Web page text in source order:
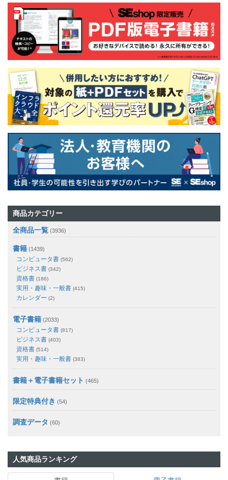
商品カテゴリー
全商品一覧 (3936)
書籍 (1439)
コンピュータ書 (562)
ビジネス書 (342)
資格書 (186)
実用・趣味・一般書 (415)
カレンダー (2)
電子書籍 (2033)
コンピュータ書 (817)
ビジネス書 (403)
資格書 (514)
実用・趣味・一般書 (383)
書籍＋電子書籍セット (465)
限定特典付き (54)
調査データ (60)
人気商品ランキング